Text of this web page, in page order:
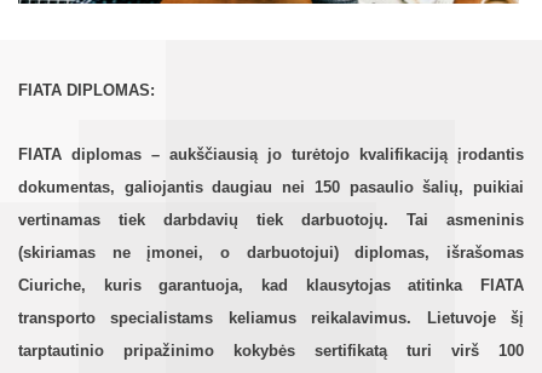
FIATA DIPLOMAS:
FIATA diplomas – aukščiausią jo turėtojo kvalifikaciją įrodantis
dokumentas, galiojantis daugiau nei 150 pasaulio šalių, puikiai
vertinamas tiek darbdavių tiek darbuotojų. Tai asmeninis
(skiriamas ne įmonei, o darbuotojui) diplomas, išrašomas
Ciuriche, kuris garantuoja, kad klausytojas atitinka FIATA
transporto specialistams keliamus reikalavimus. Lietuvoje šį
tarptautinio pripažinimo kokybės sertifikatą turi virš 100